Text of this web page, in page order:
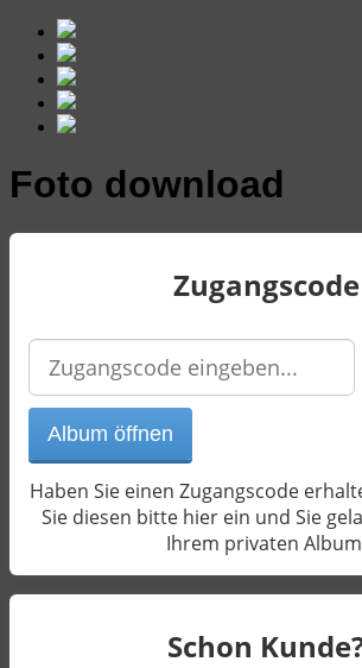
Foto download
Zugangscode
Haben Sie einen Zugangscode
Sie diesen bitte hier ein und Sie
Ihrem privaten
Schon